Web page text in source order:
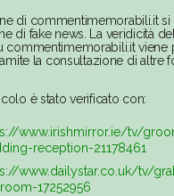
di commentimemorabili.it
di fake news. La veridicità
commentimemorabili.it viene
la consultazione di altre
è stato verificato con:
www.irishmirror.ie/tv/
reception-21178461
www.dailystar.co.uk/tv/
17252956